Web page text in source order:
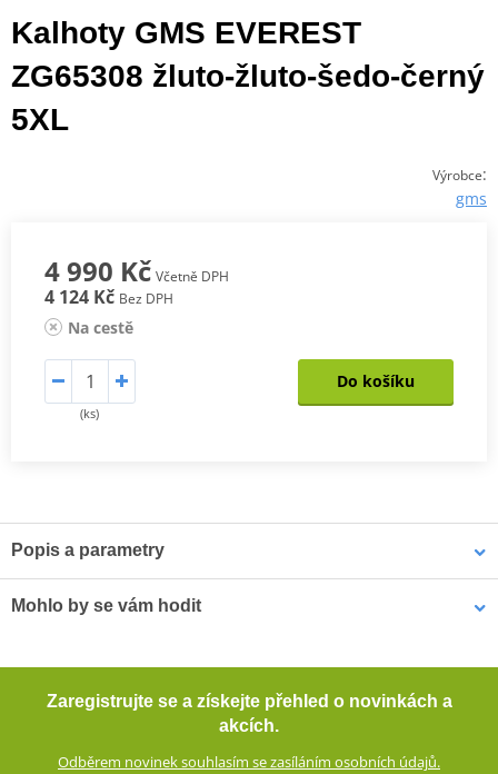
Kalhoty GMS EVEREST
ZG65308 žluto-žluto-šedo-černý
5XL
Výrobce:
gms
4 990 Kč Včetně DPH
4 124 Kč Bez DPH
Na cestě
(ks)
Do košíku
Popis a parametry
GERMADURA® 600D (100% polyester)
Mohlo by se vám hodit
žlutá 5XL
Zaregistrujte se a získejte přehled o novinkách a
akcích.
Odběrem novinek souhlasím se zasíláním osobních údajů.